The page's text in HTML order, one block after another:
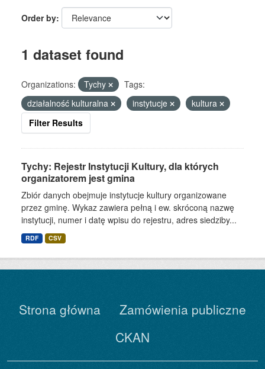
Order by
1 dataset found
Organizations: Tychy
Tags:
działalność kulturalna
instytucje
kultura
Filter Results
Tychy: Rejestr Instytucji Kultury, dla których
organizatorem jest gmina
Zbiór danych obejmuje instytucje kultury organizowane
przez gminę. Wykaz zawiera pełną i ew. skróconą nazwę
instytucji, numer i datę wpisu do rejestru, adres siedziby...
RDF CSV
Strona główna
Zamówienia publiczne
CKAN